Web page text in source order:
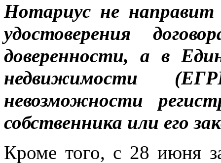
Нотариус не направит
удостоверения
доверенности, а в
недвижимости
невозможности
собственника или его
Кроме того, с 28 июня